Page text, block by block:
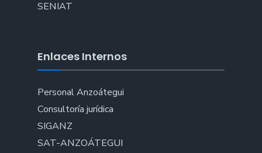
SENIAT
Enlaces Internos
Personal Anzoátegui
Consultoría jurídica
SIGANZ
SAT-ANZOÁTEGUI